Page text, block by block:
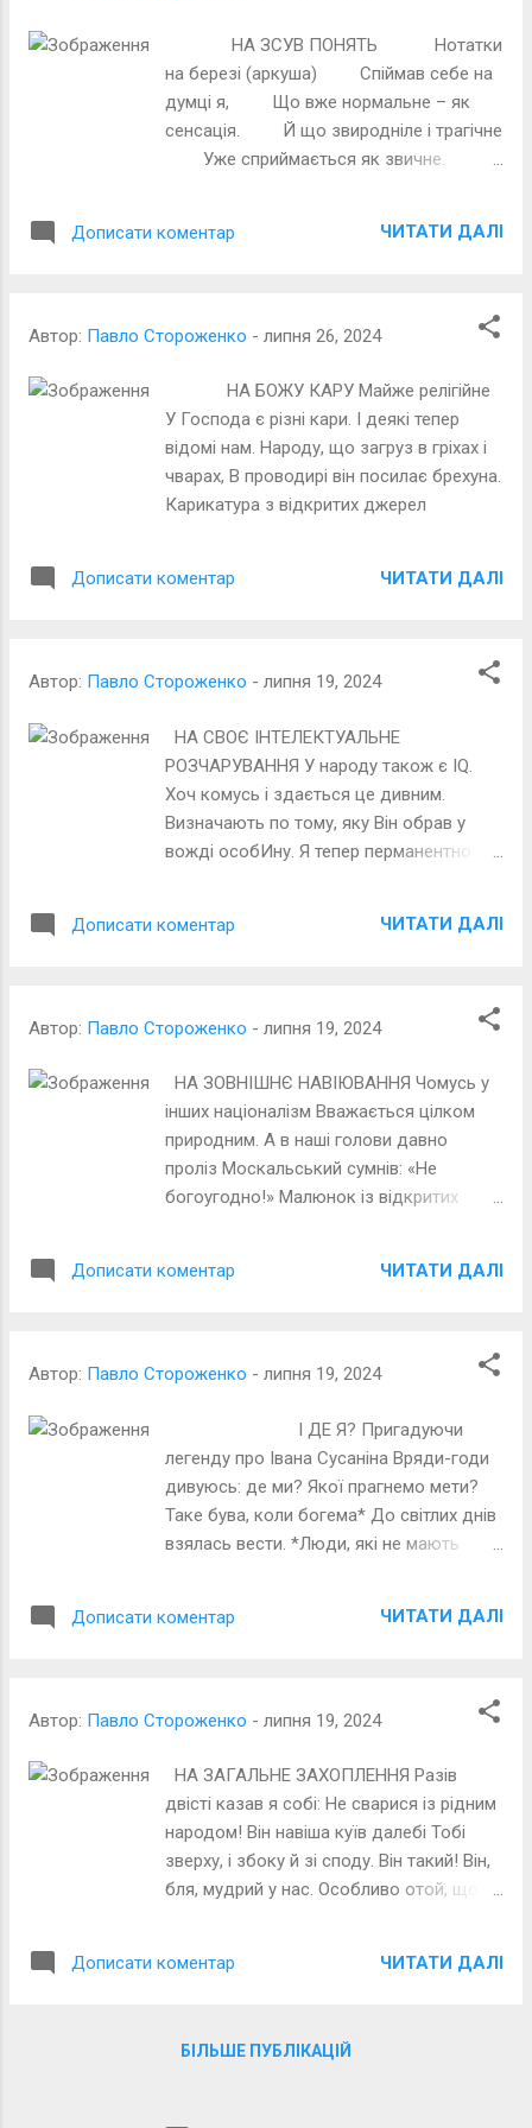
НА ЗСУВ ПОНЯТЬ Нотатки
на березі (аркуша) Спіймав себе на
думці я, Що вже нормальне – як
сенсація. Й що звиродніле і трагічне
Уже сприймається як звичне.
Дописати коментар ЧИТАТИ ДАЛІ
Автор: Павло Стороженко - липня 26, 2024
НА БОЖУ КАРУ Майже релігійне
У Господа є різні кари. І деякі тепер
відомі нам. Народу, що загруз в гріхах і
чварах, В проводирі він посилає брехуна.
Карикатура з відкритих джерел
Дописати коментар ЧИТАТИ ДАЛІ
Автор: Павло Стороженко - липня 19, 2024
НА СВОЄ ІНТЕЛЕКТУАЛЬНЕ
РОЗЧАРУВАННЯ У народу також є IQ.
Хоч комусь і здається це дивним.
Визначають по тому, яку Він обрав у
вожді особИну. Я тепер перманентно
нього IQ – як в при_ урка. Карикатура з
Дописати коментар ЧИТАТИ ДАЛІ
Автор: Павло Стороженко - липня 19, 2024
НА ЗОВНІШНЄ НАВІЮВАННЯ Чомусь у
інших націоналізм Вважається цілком
природним. А в наші голови давно
проліз Москальський сумнів: «Не
богоугодно!» Малюнок із відкритих
Дописати коментар ЧИТАТИ ДАЛІ
Автор: Павло Стороженко - липня 19, 2024
І ДЕ Я? Пригадуючи
легенду про Івана Сусаніна Вряди-годи
дивуюсь: де ми? Якої прагнемо мети?
Таке бува, коли богема* До світлих днів
взялась вести. *Люди, які не мають
своєрідним легковажним і
джерел Інету
Дописати коментар ЧИТАТИ ДАЛІ
Автор: Павло Стороженко - липня 19, 2024
НА ЗАГАЛЬНЕ ЗАХОПЛЕННЯ Разів
двісті казав я собі: Не сварися із рідним
народом! Він навіша куїв далебі Тобі
зверху, і збоку й зі споду. Він такий! Він,
бля, мудрий у нас. Особливо отой, що
Вони люблять його з усіх сил! З усієї
доволі понурі. Малюнок із відкритих
Дописати коментар ЧИТАТИ ДАЛІ
БІЛЬШЕ ПУБЛІКАЦІЙ